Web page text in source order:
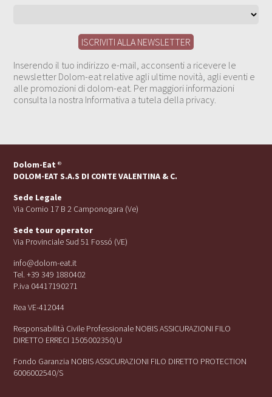
Inserendo il tuo indirizzo e-mail, acconsenti a ricevere le
newsletter Dolom-eat relative agli ultime novità, agli eventi e
alle promozioni di dolom-eat. Per maggiori informazioni
consulta la nostra Informativa a tutela della privacy.
Dolom-Eat ®
DOLOM-EAT S.A.S DI CONTE VALENTINA & C.
Sede Legale
Via Cornio 17 B 2 Camponogara (Ve)
Sede tour operator
Via Provinciale Sud 51 Fossó (VE)
info@dolom-eat.it
Tel. +39 349 1880402
P.iva 04417190271
Rea VE-412044
Responsabilità Civile Professionale NOBIS ASSICURAZIONI FILO
DIRETTO ERRECI 1505002350/U
Fondo Garanzia NOBIS ASSICURAZIONI FILO DIRETTO PROTECTION
6006002540/S